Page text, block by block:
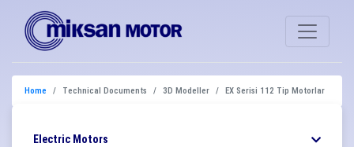
Home Technical Documents 3D Modeller EX Serisi 112 Tip Motorlar
Electric Motors